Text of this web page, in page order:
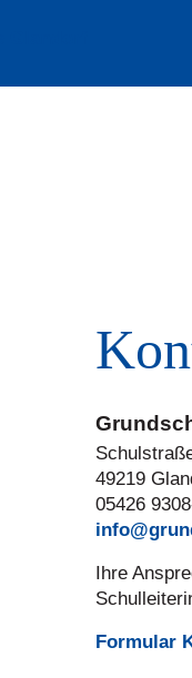
49219
05426
Ihre
Formular